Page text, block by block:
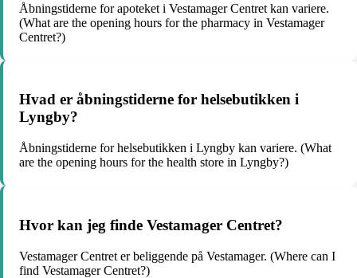
Åbningstiderne for apoteket i Vestamager Centret kan variere.
(What are the opening hours for the pharmacy in Vestamager
Centret?)
Hvad er åbningstiderne for helsebutikken i
Lyngby?
Åbningstiderne for helsebutikken i Lyngby kan variere. (What
are the opening hours for the health store in Lyngby?)
Hvor kan jeg finde Vestamager Centret?
Vestamager Centret er beliggende på Vestamager. (Where can I
find Vestamager Centret?)